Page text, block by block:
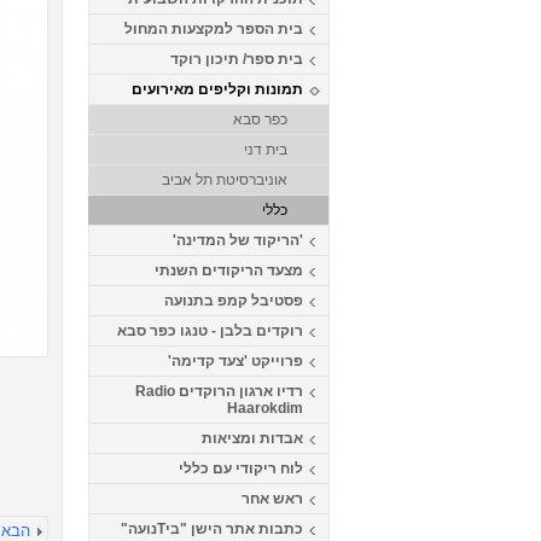
בית הספר למקצעות המחול
בית ספר/ תיכון רוקד
תמונות וקליפים מאירועים
כפר סבא
בית דני
אוניברסיטת תל אביב
כללי
'הריקוד של המדינה'
מצעד הריקודים השנתי
פסטיבל קמפ בתנועה
רוקדים בלבן - טנגו כפר סבא
פרוייקט 'צעד קדימה'
רדיו ארגון הרוקדים Radio
Haarokdim
אבדות ומציאות
לוח ריקודי עם כללי
ראש אחר
כתבות אתר הישן "ביTנועה"
הבא